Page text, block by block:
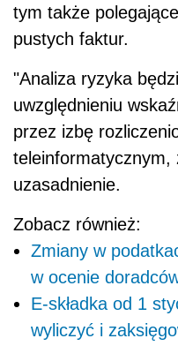
tym także
pustych faktur.
"Analiza ryzyka
uwzględnieniu
przez izbę
teleinformatycznym,
uzasadnienie.
Zobacz również:
Zmiany w
w ocenie
E-składka od 1
wyliczyć i